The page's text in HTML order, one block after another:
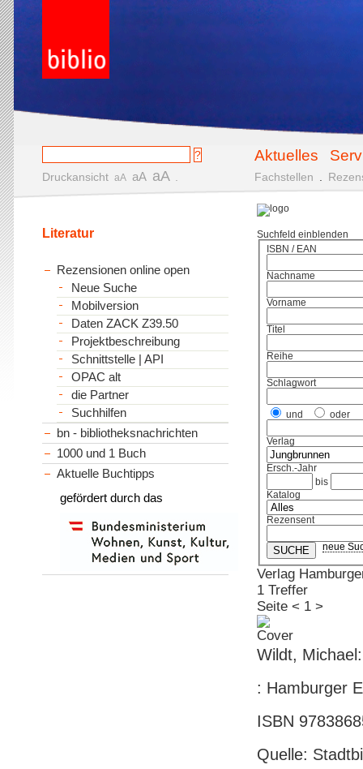
Aktuelles
Druckansicht aA aA aA Fachstellen
Suchfeld einblenden
ISBN / EAN
Nachname
Vorname
Titel
Reihe
Schlagwort
und oder
Verlag
Ersch.-Jahr
bis
Katalog
Rezensent
neue
Verlag
1 Treffer
Seite < 1 >
Wildt,
: Hamburger
ISBN
Quelle:
Literatur
Rezensionen online open
Neue Suche
Mobilversion
Daten ZACK Z39.50
Projektbeschreibung
Schnittstelle | API
OPAC alt
die Partner
Suchhilfen
bn - bibliotheksnachrichten
1000 und 1 Buch
Aktuelle Buchtipps
gefördert durch das